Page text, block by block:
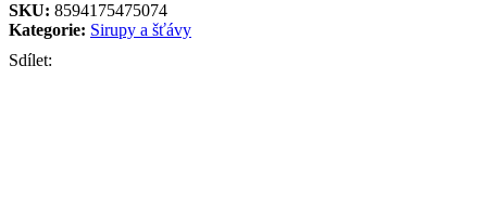
SKU: 8594175475074
Kategorie: Sirupy a šťávy
Sdílet: